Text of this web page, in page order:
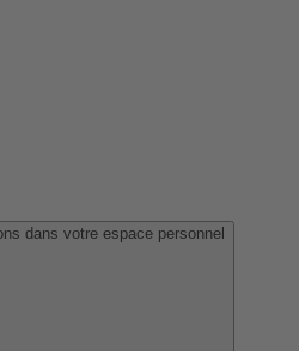
dans votre espace personnel